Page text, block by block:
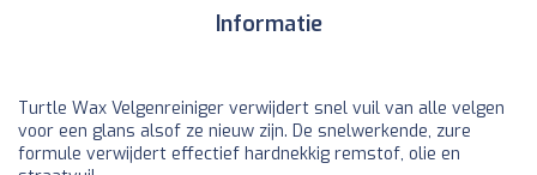
Informatie
Turtle Wax Velgenreiniger verwijdert snel vuil van alle velgen
voor een glans alsof ze nieuw zijn. De snelwerkende, zure
formule verwijdert effectief hardnekkig remstof, olie en